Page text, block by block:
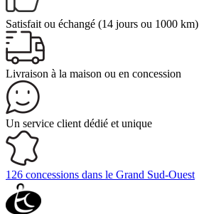
Satisfait ou échangé (14 jours ou 1000 km)
Livraison à la maison ou en concession
Un service client dédié et unique
126 concessions dans le Grand Sud-Ouest